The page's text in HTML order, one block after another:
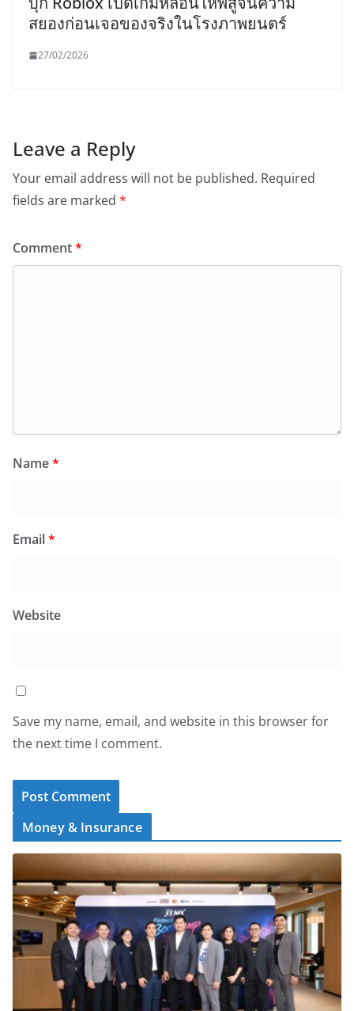
สยองก่อนเจอของจริงในโรงภาพยนตร์
27/02/2026
Leave a Reply
Your email address will not be published. Required
fields are marked *
Comment*
Name*
Email*
Website
Save my name, email, and website in this browser for
the next time I comment.
Money & Insurance